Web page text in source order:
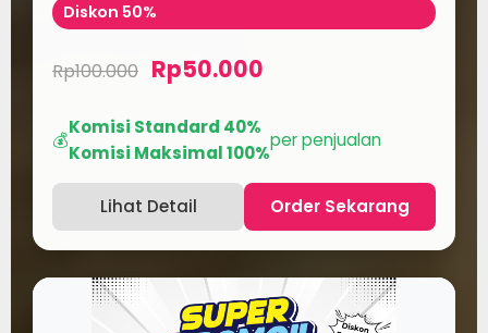
Diskon 50%
Rp100.000 Rp50.000
💰
Komisi Standard 40%
Komisi Maksimal 100%
per penjualan
Lihat Detail Order Sekarang